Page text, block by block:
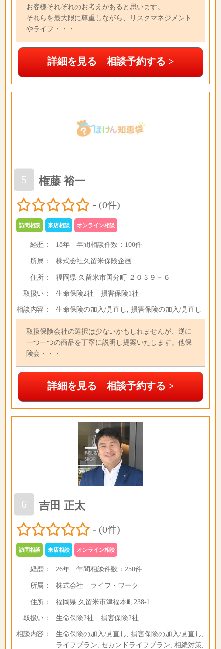
お客様それぞれのお考えがあると思います。
それらを最大限に尊重しながら、リスクマネジメント
やライフ・・・
詳細を見る 相談予約する >
5
権藤 裕一
- (0件)
訪問相談 来店相談 オンライン相談
経歴： 18年年間相談件数： 100件
所属： 株式会社久留米保険企画
住所： 福岡県 久留米市国分町 ２０３９－６
取扱い： 生命保険2社 損害保険1社
相談内容： 生命保険の加入/見直し, 損害保険の加入/見直し
取扱保険会社の選択は少ないかもしれませんが、逆に
一つ一つの商品を丁寧に説明し提案いたします。他保
険会・・・
詳細を見る 相談予約する >
6
吉田 正太
- (0件)
訪問相談 来店相談 オンライン相談
経歴： 26年年間相談件数： 250件
所属： 株式会社 ライフ・ワーク
住所： 福岡県 久留米市津福本町238-1
取扱い： 生命保険2社 損害保険2社
相談内容：
生命保険の加入/見直し, 損害保険の加入/見直し,
ライフプラン, セカンドライフプラン, 相続対策,